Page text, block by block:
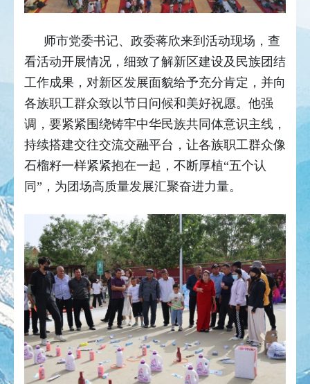
师市党委书记、政委蒋欣来到活动现场，查
看活动开展情况，细致了解新区建设及民族团结
工作成果，对新区发展面貌给予充分肯定，并向
各族职工群众致以节日问候和美好祝愿。他强
调，要紧紧围绕铸牢中华民族共同体意识主线，
持续搭建交往交流交融平台，让各族职工群众像
石榴籽一样紧紧抱在一起，不断厚植“五个认
同”，为团场高质量发展汇聚奋进力量。